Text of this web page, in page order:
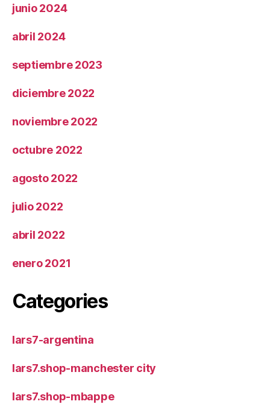
junio 2024
abril 2024
septiembre 2023
diciembre 2022
noviembre 2022
octubre 2022
agosto 2022
julio 2022
abril 2022
enero 2021
Categories
lars7-argentina
lars7.shop-manchester city
lars7.shop-mbappe